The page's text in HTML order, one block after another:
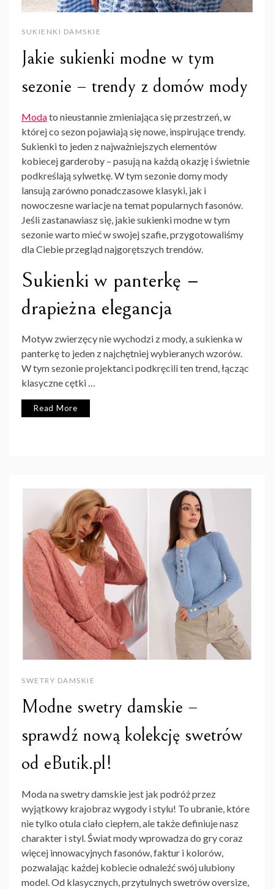
SUKIENKI DAMSKIE
Jakie sukienki modne w tym
sezonie – trendy z domów mody
Modato nieustannie zmieniająca się przestrzeń, w
której co sezon pojawiają się nowe, inspirujące trendy.
Sukienki to jeden z najważniejszych elementów
kobiecej garderoby – pasują na każdą okazję i świetnie
podkreślają sylwetkę. W tym sezonie domy mody
lansują zarówno ponadczasowe klasyki, jak i
nowoczesne wariacje na temat popularnych fasonów.
Jeśli zastanawiasz się, jakie sukienki modne w tym
sezonie warto mieć w swojej szafie, przygotowaliśmy
dla Ciebie przegląd najgorętszych trendów.
Sukienki w panterkę –
drapieżna elegancja
Motyw zwierzęcy nie wychodzi z mody, a sukienka w
panterkę to jeden z najchętniej wybieranych wzorów.
W tym sezonie projektanci podkręcili ten trend, łącząc
klasyczne cętki …
Read More
SWETRY DAMSKIE
Modne swetry damskie –
sprawdź nową kolekcję swetrów
od eButik.pl!
Moda na swetry damskie jest jak podróż przez
wyjątkowy krajobraz wygody i stylu! To ubranie, które
nie tylko otula ciało ciepłem, ale także definiuje nasz
charakter i styl. Świat mody wprowadza do gry coraz
więcej innowacyjnych fasonów, faktur i kolorów,
pozwalając każdej kobiecie odnaleźć swój ulubiony
model. Od klasycznych, przytulnych swetrów oversize,